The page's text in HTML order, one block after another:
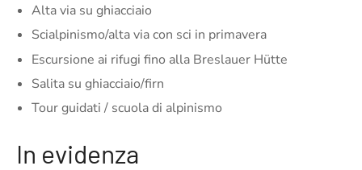
Alta via su ghiacciaio
Scialpinismo/alta via con sci in primavera
Escursione ai rifugi fino alla Breslauer Hütte
Salita su ghiacciaio/firn
Tour guidati / scuola di alpinismo
In evidenza